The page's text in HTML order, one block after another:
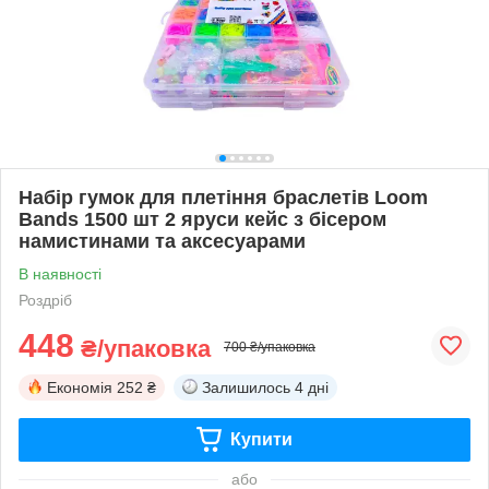
Набір гумок для плетіння браслетів Loom
Bands 1500 шт 2 яруси кейс з бісером
намистинами та аксесуарами
В наявності
Роздріб
448 ₴/упаковка 700 ₴/упаковка
Економія 252 ₴ Залишилось 4 дні
Купити
або